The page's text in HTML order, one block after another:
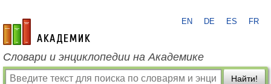
academic.ru
EN DE ES FR
Словари и энциклопедии на Академике
Найти!